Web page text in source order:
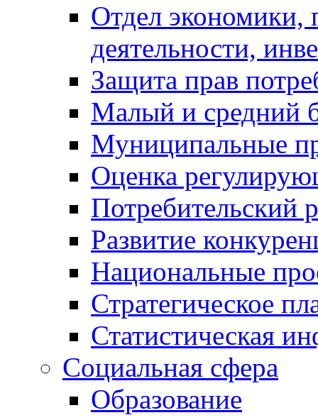
Отдел экономики,
деятельности,
Защита прав
Малый и средний
Муниципальные
Оценка
Потребительский
Развитие
Национальные
Стратегическое
Статистическая
Социальная сфера
Образование